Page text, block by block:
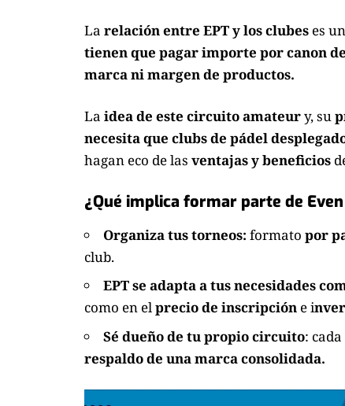
La relación entre EPT y los clubes es
tienen que pagar importe por canon
marca ni margen de productos.
La idea de este circuito amateury, su
necesita que clubs de pádel
hagan eco de las ventajas y beneficios
¿Qué implica formar parte de
Organiza tus torneos: formato por
club.
EPT se adapta a tus necesidades
como en elprecio de inscripción e i
Sé dueño de tu propio circuito:
respaldo de una marca consolidada.